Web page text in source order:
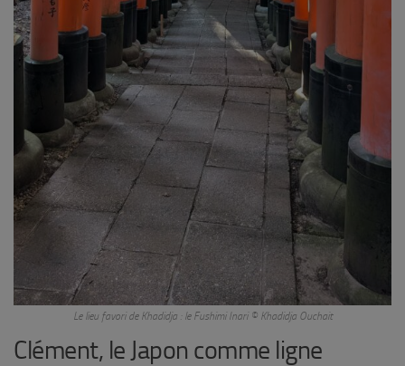
Le lieu favori de Khadidja : le Fushimi Inari © Khadidja Ouchait
Clément, le Japon comme ligne